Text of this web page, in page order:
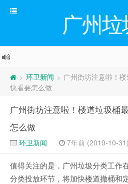
广州垃
> 环卫新闻 > 广州街坊注意啦！
快看要怎么做
广州街坊注意啦！楼道垃圾桶
怎么做
环卫新闻 7年前 (2019-10-31)
值得关注的是，广州垃圾分类工作
分类投放环节，将加快楼道撤桶和